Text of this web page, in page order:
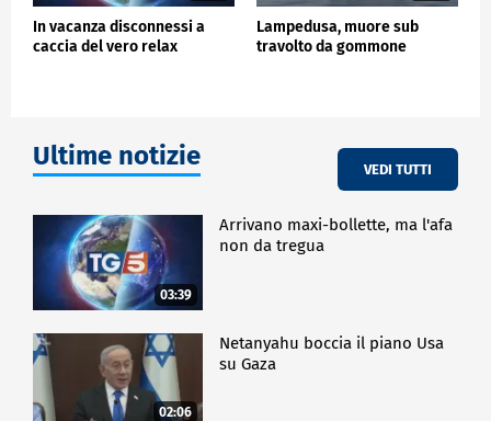
In vacanza disconnessi a
caccia del vero relax
Lampedusa, muore sub
travolto da gommone
Ultime notizie VEDI TUTTI
03:39
Arrivano maxi-bollette, ma l'afa
non da tregua
02:06
Netanyahu boccia il piano Usa
su Gaza